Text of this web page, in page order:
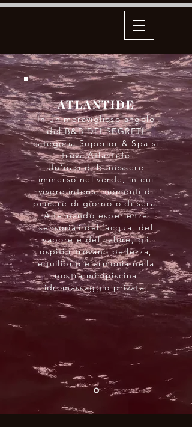
ATLANTIDE
In un meraviglioso angolo
del B&B DEI SEGRETI
categoria Superior & Spa si
trova Atlantide
Un’oasi di benessere
immerso nel verde, in cui
vivere intensi momenti di
piacere di giorno o di sera.
Alternando esperienze
sensoriali dell’acqua, del
vapore e del calore, gli
ospiti ritrovano bellezza,
equilibrio e armonia nella
nostra minipiscina
idromassaggio privata.